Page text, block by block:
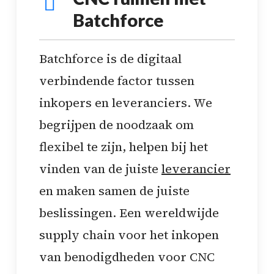
Batchforce
Batchforce is de digitaal
verbindende factor tussen
inkopers en leveranciers. We
begrijpen de noodzaak om
flexibel te zijn, helpen bij het
vinden van de juiste leverancier
en maken samen de juiste
beslissingen. Een wereldwijde
supply chain voor het inkopen
van benodigdheden voor CNC